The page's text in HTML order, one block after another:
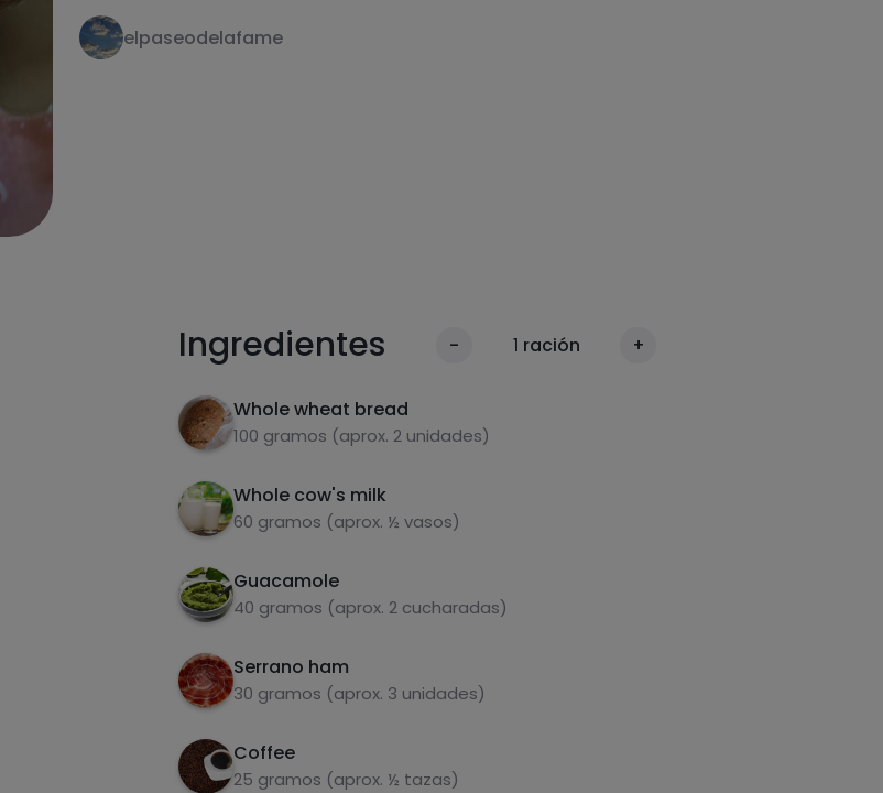
elpaseodelafame
Ingredientes - 1 ración +
Whole wheat bread
100 gramos (aprox. 2 unidades)
Whole cow's milk
60 gramos (aprox. ½ vasos)
Guacamole
40 gramos (aprox. 2 cucharadas)
Serrano ham
30 gramos (aprox. 3 unidades)
Coffee
25 gramos (aprox. ½ tazas)